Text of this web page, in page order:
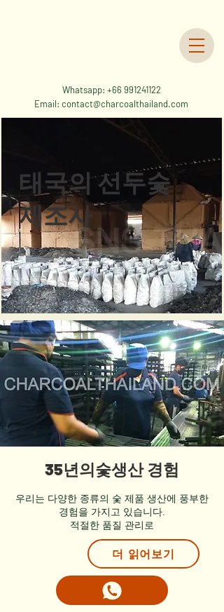
Whatsapp: +66 991241122
Email: contact@charcoalthailand.com
태국의 선두숯
제조사
35년의숯생산 경험
우리는 다양한 종류의 숯 제품 생산에 풍부한
경험을 가지고 있습니다.
적절한 품질 관리로
더 읽어보기